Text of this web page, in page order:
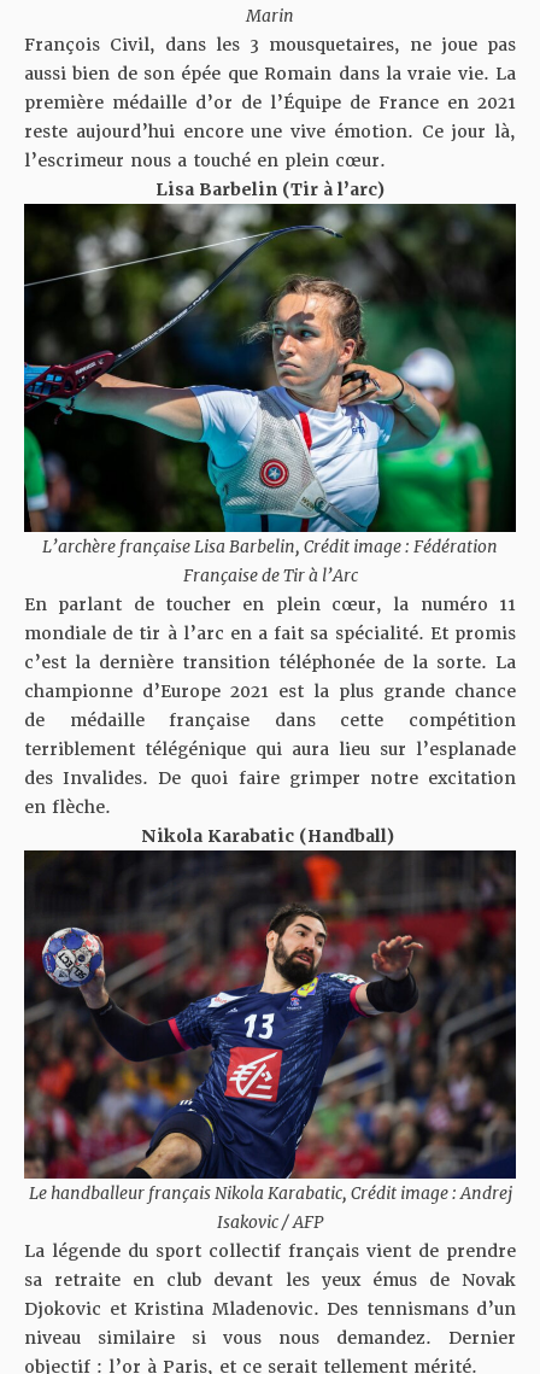
Marin
François Civil, dans les 3 mousquetaires, ne joue pas
aussi bien de son épée que Romain dans la vraie vie. La
première médaille d’or de l’Équipe de France en 2021
reste aujourd’hui encore une vive émotion. Ce jour là,
l’escrimeur nous a touché en plein cœur.
Lisa Barbelin (Tir à l’arc)
L’archère française Lisa Barbelin, Crédit image : Fédération
Française de Tir à l’Arc
En parlant de toucher en plein cœur, la numéro 11
mondiale de tir à l’arc en a fait sa spécialité. Et promis
c’est la dernière transition téléphonée de la sorte. La
championne d’Europe 2021 est la plus grande chance
de médaille française dans cette compétition
terriblement télégénique qui aura lieu sur l’esplanade
des Invalides. De quoi faire grimper notre excitation
en flèche.
Nikola Karabatic (Handball)
Le handballeur français Nikola Karabatic, Crédit image : Andrej
Isakovic / AFP
La légende du sport collectif français vient de prendre
sa retraite en club devant les yeux émus de Novak
Djokovic et Kristina Mladenovic. Des tennismans d’un
niveau similaire si vous nous demandez. Dernier
objectif : l’or à Paris, et ce serait tellement mérité.